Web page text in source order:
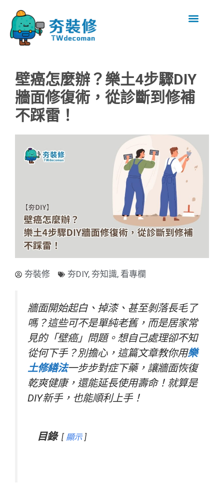
壁癌怎麼辦？樂土4步驟DIY
牆面修復術，從診斷到修補
不踩雷！
夯裝修 夯DIY, 夯知識, 看專欄
牆面開始起白、掉漆、甚至剝落長毛了
嗎？這些可不是單純老舊，而是居家常
見的「壁癌」問題。想自己處理卻不知
從何下手？別擔心，這篇文章教你用樂
土修繕法一步步對症下藥，讓牆面恢復
乾爽健康，還能延長使用壽命！就算是
DIY新手，也能順利上手！
目錄 顯示